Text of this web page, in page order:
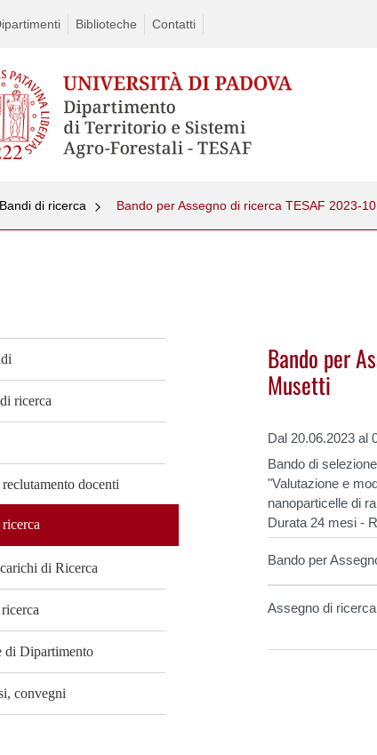
Biblioteche Contatti
Bandi di ricerca Bando per Assegno di ricerca TESAF 2023-
ricerca
docenti
di Ricerca
di Dipartimento
convegni
Bando per
Musetti
Dal 20.06.2023 al
Bando di
"Valutazione e
nanoparticelle di
Durata 24 mesi -
Bando per
Assegno di